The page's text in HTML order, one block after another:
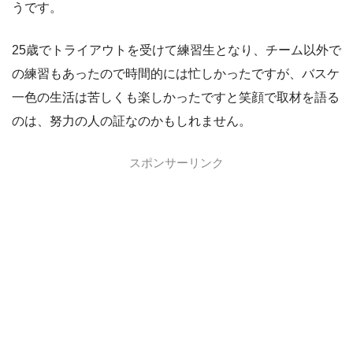
うです。
25歳でトライアウトを受けて練習生となり、チーム以外で
の練習もあったので時間的には忙しかったですが、バスケ
一色の生活は苦しくも楽しかったですと笑顔で取材を語る
のは、努力の人の証なのかもしれません。
スポンサーリンク